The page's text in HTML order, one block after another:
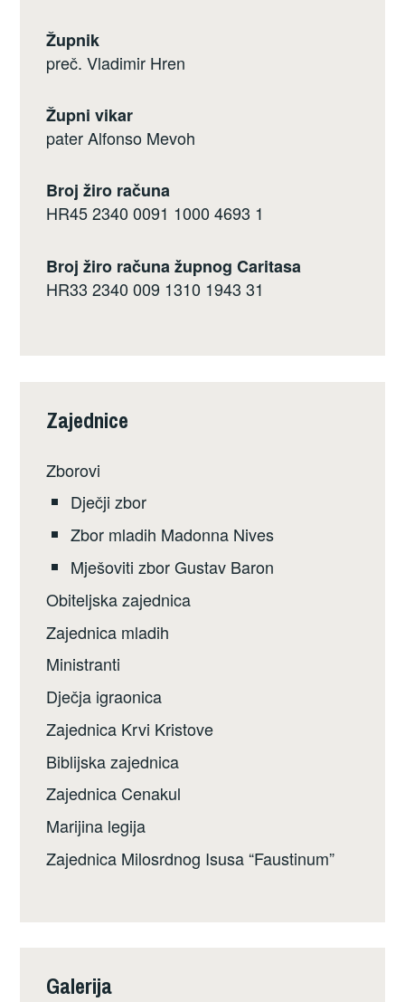
Župnik
preč. Vladimir Hren
Župni vikar
pater Alfonso Mevoh
Broj žiro računa
HR45 2340 0091 1000 4693 1
Broj žiro računa župnog Caritasa
HR33 2340 009 1310 1943 31
Zajednice
Zborovi
Dječji zbor
Zbor mladih Madonna Nives
Mješoviti zbor Gustav Baron
Obiteljska zajednica
Zajednica mladih
Ministranti
Dječja igraonica
Zajednica Krvi Kristove
Biblijska zajednica
Zajednica Cenakul
Marijina legija
Zajednica Milosrdnog Isusa “Faustinum”
Galerija